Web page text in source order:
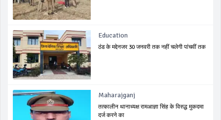
Education
ठंड के मद्देनजर 30 जनवरी तक नहीं चलेगी पांचवीं तक
Maharajganj
तत्कालीन थानाध्यक्ष रामआज्ञा सिंह के विरुद्ध मुकदमा
दर्ज करने का